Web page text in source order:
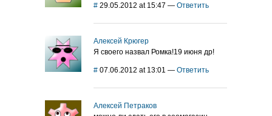
# 29.05.2012 at 15:47 — Ответить
Алексей Крюгер
Я своего назвал Ромка!19 июня др!
# 07.06.2012 at 13:01 — Ответить
Алексей Петраков